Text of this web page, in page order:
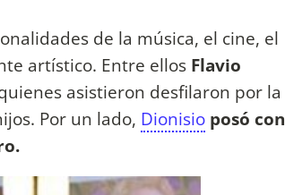
de la música, el cine, el
artístico. Entre ellos Flavio
asistieron desfilaron por la
Por un lado, Dionisio posó con